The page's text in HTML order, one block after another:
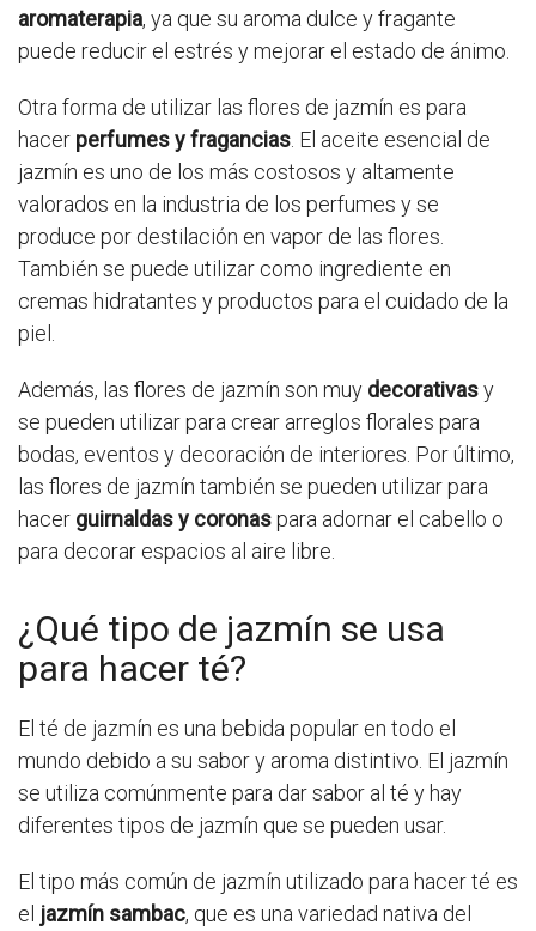
aromaterapia, ya que su aroma dulce y fragante
puede reducir el estrés y mejorar el estado de ánimo.
Otra forma de utilizar las flores de jazmín es para
hacer perfumes y fragancias . El aceite esencial de
jazmín es uno de los más costosos y altamente
valorados en la industria de los perfumes y se
produce por destilación en vapor de las flores.
También se puede utilizar como ingrediente en
cremas hidratantes y productos para el cuidado de la
piel.
Además, las flores de jazmín son muy decorativasy
se pueden utilizar para crear arreglos florales para
bodas, eventos y decoración de interiores. Por último,
las flores de jazmín también se pueden utilizar para
hacer guirnaldas y coronaspara adornar el cabello o
para decorar espacios al aire libre.
¿Qué tipo de jazmín se usa
para hacer té?
El té de jazmín es una bebida popular en todo el
mundo debido a su sabor y aroma distintivo. El jazmín
se utiliza comúnmente para dar sabor al té y hay
diferentes tipos de jazmín que se pueden usar.
El tipo más común de jazmín utilizado para hacer té es
el jazmín sambac, que es una variedad nativa del